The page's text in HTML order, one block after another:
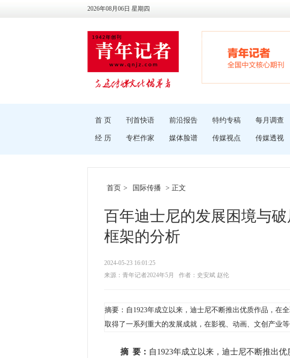
2026年08月06日 星期四
首 页 刊首快语 前沿报告 特约专稿 每月调查
经 历 专栏作家 媒体脸谱 传媒视点 传媒透视
首页 > 国际传播 > 正文
百年迪士尼的发展困境与
框架的分析
2024-05-23 16:01:25
来源：青年记者2024年5月
作者：史安斌 赵伦
摘要：自1923年成立以来，迪士尼不断推出优质作品，在
取得了一系列重大的发展成就，在影视、动画、文创产业等
摘 要： 自1923年成立以来，迪士尼不断推出